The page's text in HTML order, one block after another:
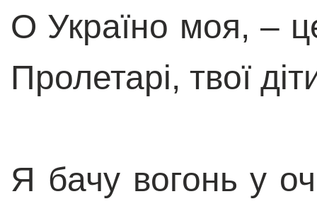
О Україно моя, –
Пролетарі, твої
Я бачу вогонь у